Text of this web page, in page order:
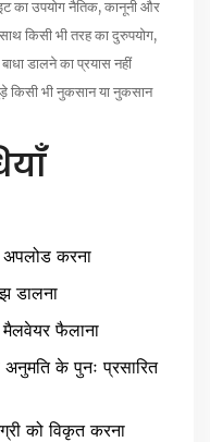
का उपयोग नैतिक, कानूनी और
किसी भी तरह का दुरुपयोग,
डालने का प्रयास नहीं
किसी भी नुकसान या नुकसान
अपलोड करना
डालना
मैलवेयर फैलाना
अनुमति के पुनः प्रसारित
को विकृत करना